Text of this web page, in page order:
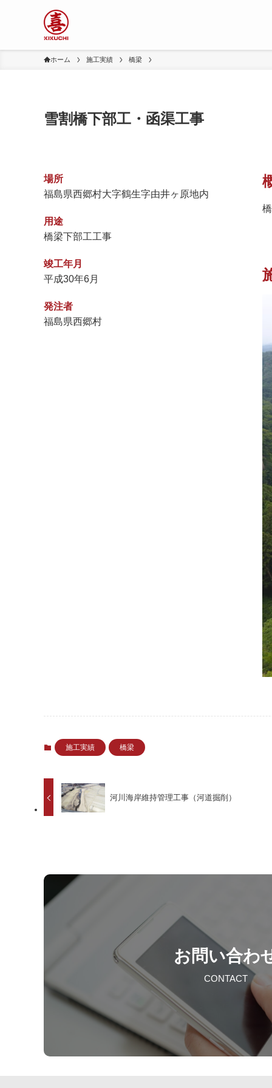
ホーム 施工実績 橋梁
雪割橋下部工・函渠工事
場所
福島県西郷村大字鶴生字由井ヶ原地内
用途
橋梁下部工工事
竣工年月
平成30年6月
発注者
福島県西郷村
施工実績 橋梁
河川海岸維持管理工事（河道掘削）
お問い合わ
CONTACT